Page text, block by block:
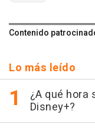
Contenido
Lo más leído
¿A qué hora
Disney+?